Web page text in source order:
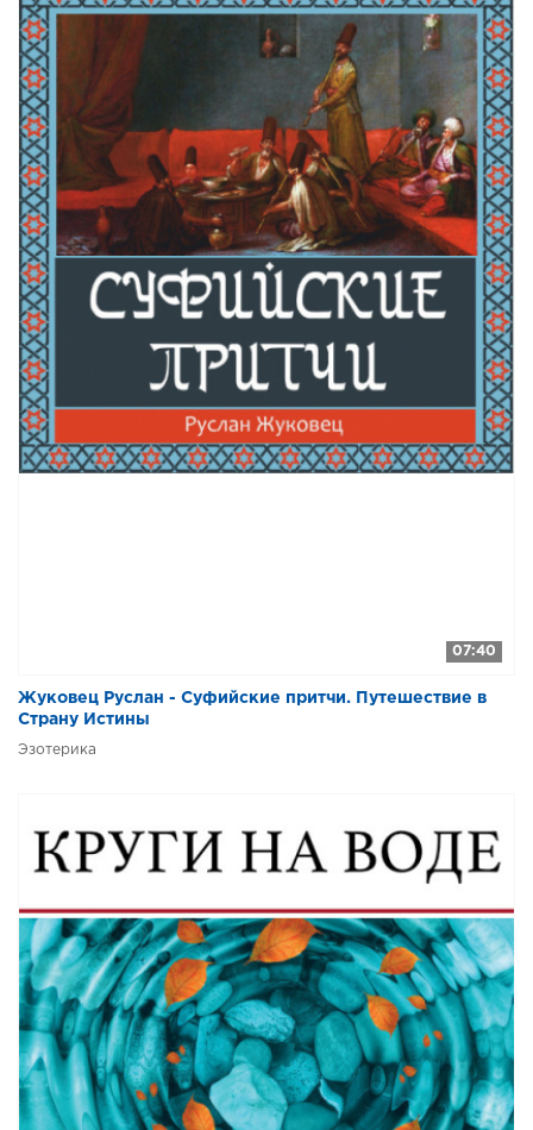
07:40
Жуковец Руслан - Суфийские притчи. Путешествие в
Страну Истины
Эзотерика